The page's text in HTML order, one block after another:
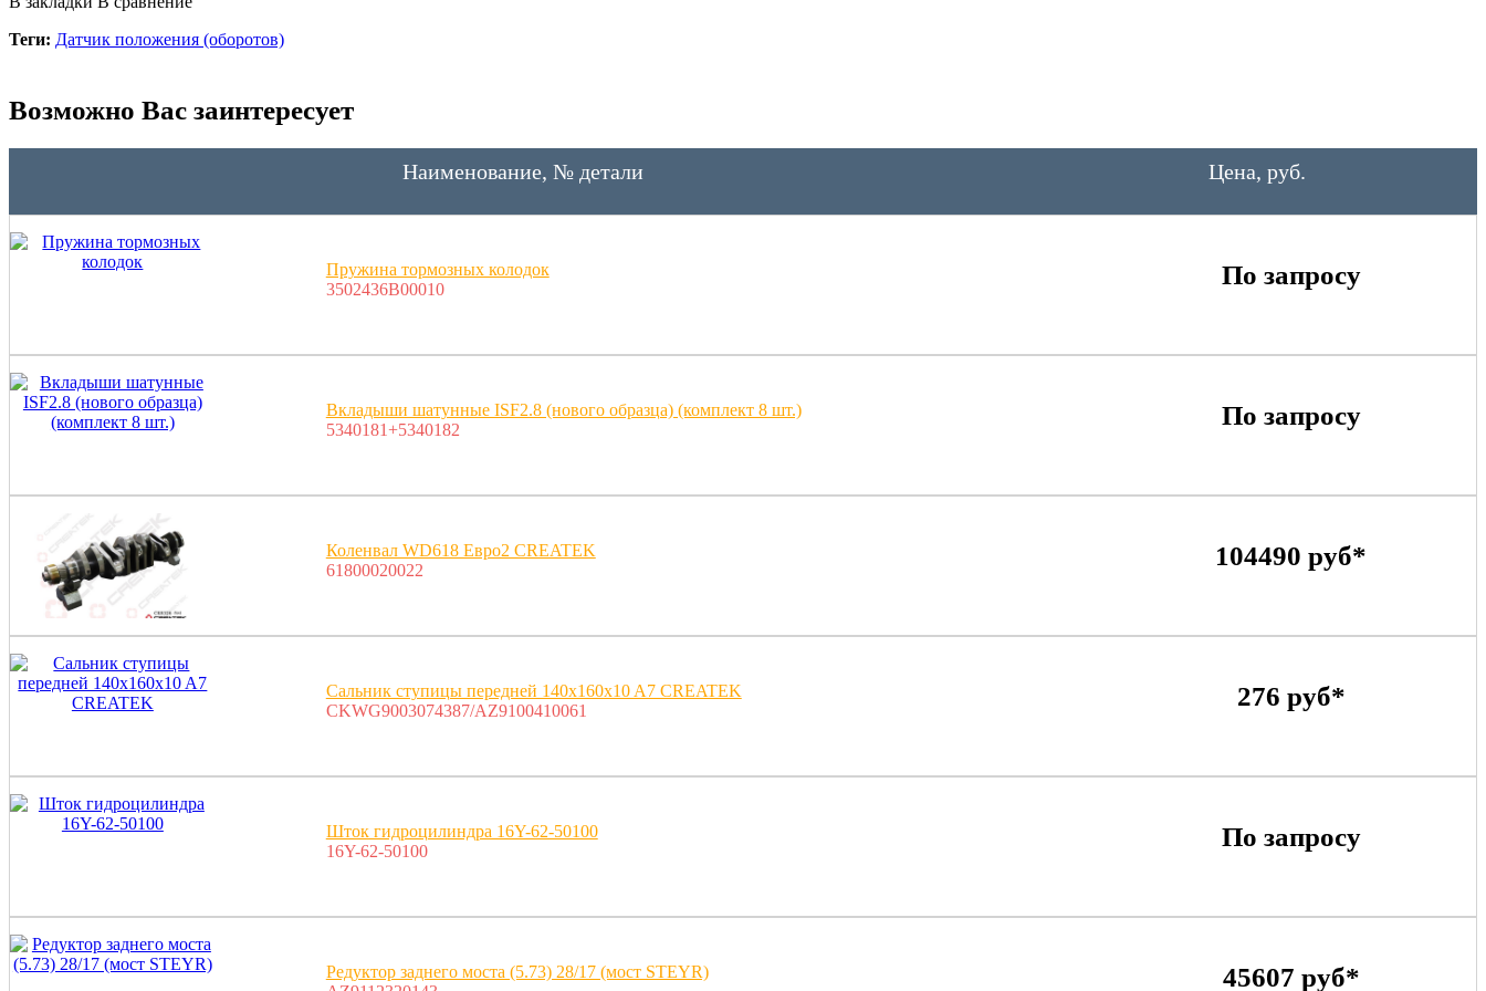
Теги: Датчик положения (оборотов)
Возможно Вас заинтересует
Наименование, № детали Цена, руб.
Пружина тормозных колодок
3502436B00010
По запросу
Вкладыши шатунные ISF2.8 (нового образца) (комплект 8 шт.)
5340181+5340182
По запросу
Коленвал WD618 Евро2 CREATEK
61800020022
104490 руб*
Сальник ступицы передней 140x160x10 A7 CREATEK
CKWG9003074387/AZ9100410061
276 руб*
Шток гидроцилиндра 16Y-62-50100
16Y-62-50100
По запросу
Редуктор заднего моста (5.73) 28/17 (мост STEYR)
45607 руб*